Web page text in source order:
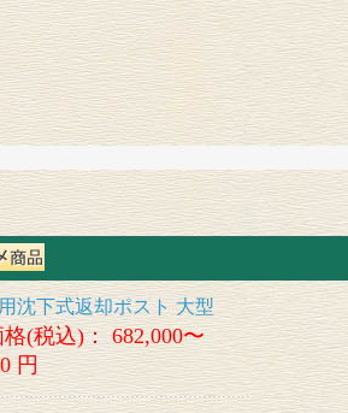
沈下式返却ポスト 大型
(税込)：
682,000〜
円